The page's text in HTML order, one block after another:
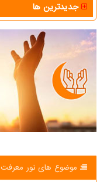
جدیدترین ها
موضوع های نور معرفت